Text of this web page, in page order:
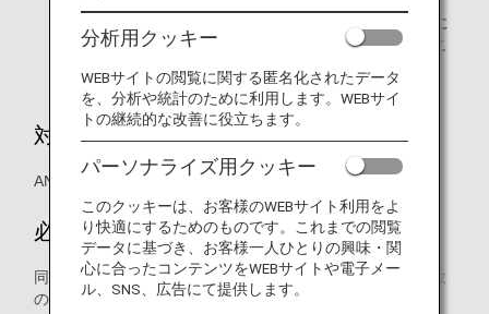
同伴する大人の方のANA国際線特典航空券に
必要なマイル数の10％をお支払いいただくこ
対象便
ANA国際線
必要マイル数
同行する大人の方のANA国際線特典航空券に必要なマイル数
の10％をお支払いいただくことでご利用いただけます。
分析用クッキー
WEBサイトの閲覧に関する匿名化されたデータ
を、分析や統計のために利用します。WEBサイ
トの継続的な改善に役立ちます。
パーソナライズ用クッキー
このクッキーは、お客様のWEBサイト利用をよ
り快適にするためのものです。これまでの閲覧
データに基づき、お客様一人ひとりの興味・関
心に合ったコンテンツをWEBサイトや電子メー
ル、SNS、広告にて提供します。